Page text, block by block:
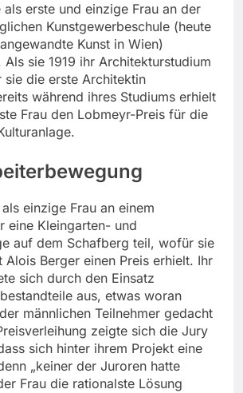
als erste und einzige Frau an der
Kunstgewerbeschule (heute
Kunst in Wien)
sie 1919 ihr Architekturstudium
sie die erste Architektin
während ihres Studiums erhielt
Frau den Lobmeyr-Preis für die
einzige Frau an einem
eine Kleingarten- und
auf dem Schafberg teil, wofür sie
Alois Berger einen Preis erhielt. Ihr
sich durch den Einsatz
aus, etwas woran
männlichen Teilnehmer gedacht
zeigte sich die Jury
sich hinter ihrem Projekt eine
„keiner der Juroren hatte
Frau die rationalste Lösung